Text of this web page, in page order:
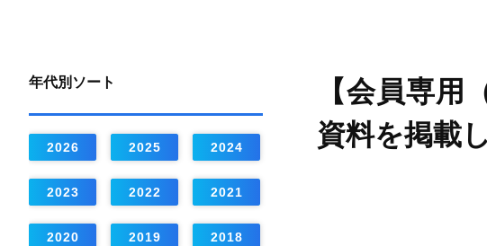
【会員専用
資料を掲載
年代別ソート
2026 2025 2024
2023 2022 2021
2020 2019 2018